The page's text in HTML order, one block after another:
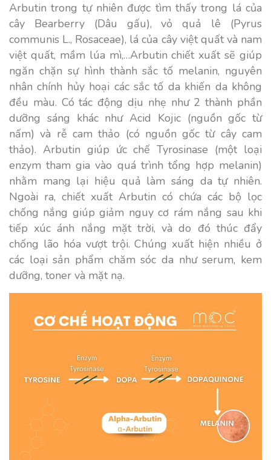
Arbutin trong tự nhiên được tìm thấy trong lá của
cây Bearberry (Dâu gấu), vỏ quả lê (Pyrus
communis L., Rosaceae), lá của cây việt quất và nam
việt quất, mầm lúa mì,…Arbutin chiết xuất sẽ giúp
ngăn chặn sự hình thành sắc tố melanin, nguyên
nhân chính hủy hoại các sắc tố da khiến da không
đều màu. Có tác động dịu nhẹ như 2 thành phần
dưỡng sáng khác như Acid Kojic (nguồn gốc từ
nấm) và rễ cam thảo (có nguồn gốc từ cây cam
thảo). Arbutin giúp ức chế Tyrosinase (một loại
enzym tham gia vào quá trình tổng hợp melanin)
nhằm mang lại hiệu quả làm sáng da tự nhiên.
Ngoài ra, chiết xuất Arbutin có chứa các bộ lọc
chống nắng giúp giảm nguy cơ rám nắng sau khi
tiếp xúc ánh nắng mặt trời, và do đó thúc đẩy
chống lão hóa vượt trội. Chúng xuất hiện nhiều ở
các loại sản phẩm chăm sóc da như serum, kem
dưỡng, toner và mặt nạ.